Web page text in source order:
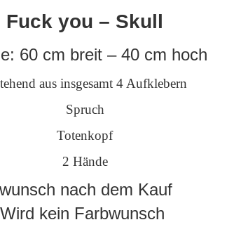
Fuck you – Skull
60 cm breit – 40 cm hoch
aus insgesamt 4 Aufklebern
Spruch
Totenkopf
2 Hände
nach dem Kauf
kein Farbwunsch